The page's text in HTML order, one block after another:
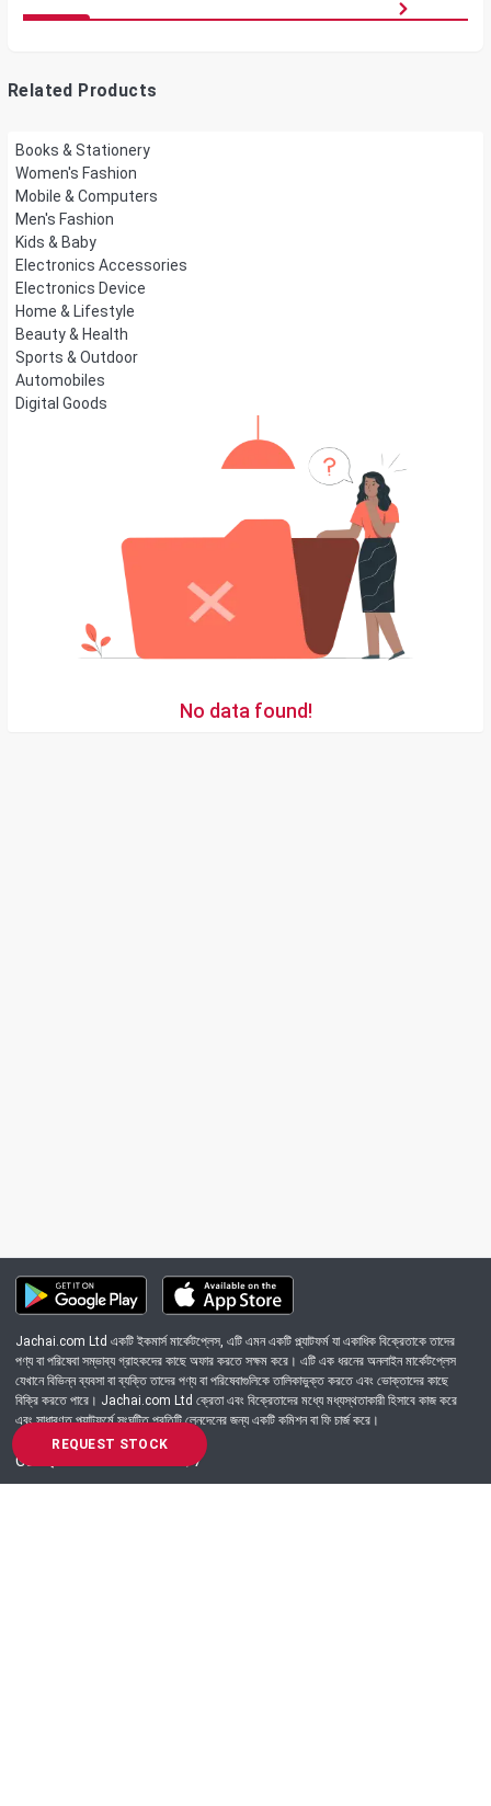
REQUEST STOCK
Related Products
Books & Stationery
Women's Fashion
Mobile & Computers
Men's Fashion
Kids & Baby
Electronics Accessories
Electronics Device
Home & Lifestyle
Beauty & Health
Sports & Outdoor
Automobiles
Digital Goods
No data found!
Jachai.com Ltd একটি ইকমার্স মার্কেটপ্লেস, এটি এমন একটি প্ল্যাটফর্ম যা একাধিক বিক্রেতাকে তাদের
পণ্য বা পরিষেবা সম্ভাব্য গ্রাহকদের কাছে অফার করতে সক্ষম করে। এটি এক ধরনের অনলাইন মার্কেটপ্লেস
যেখানে বিভিন্ন ব্যবসা বা ব্যক্তি তাদের পণ্য বা পরিষেবাগুলিকে তালিকাভুক্ত করতে এবং ভোক্তাদের কাছে
বিক্রি করতে পারে। Jachai.com Ltd ক্রেতা এবং বিক্রেতাদের মধ্যে মধ্যস্থতাকারী হিসাবে কাজ করে
এবং সাধারণত প্ল্যাটফর্মে সংঘটিত প্রতিটি লেনদেনের জন্য একটি কমিশন বা ফি চার্জ করে।
Got Question? Call us 24/7